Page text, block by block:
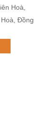
Hoà,
Đồng